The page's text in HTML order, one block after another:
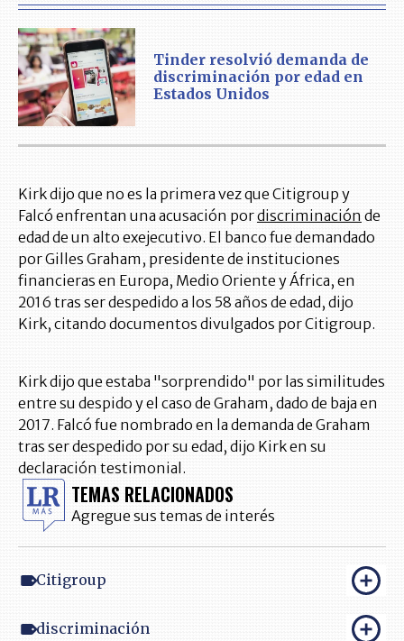
Tinder resolvió demanda de
discriminación por edad en
Estados Unidos
Kirk dijo que no es la primera vez que Citigroup y
Falcó enfrentan una acusación pordiscriminación de
edad de un alto exejecutivo. El banco fue demandado
por Gilles Graham, presidente de instituciones
financieras en Europa, Medio Oriente y África, en
2016 tras ser despedido a los 58 años de edad, dijo
Kirk, citando documentos divulgados por Citigroup.
Kirk dijo que estaba "sorprendido" por las similitudes
entre su despido y el caso de Graham, dado de baja en
2017. Falcó fue nombrado en la demanda de Graham
tras ser despedido por su edad, dijo Kirk en su
declaración testimonial.
TEMAS RELACIONADOS
Agregue sus temas de interés
Citigroup
discriminación